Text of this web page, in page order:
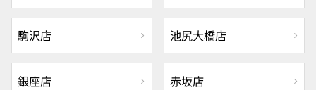
駒沢店 池尻大橋店
銀座店 赤坂店